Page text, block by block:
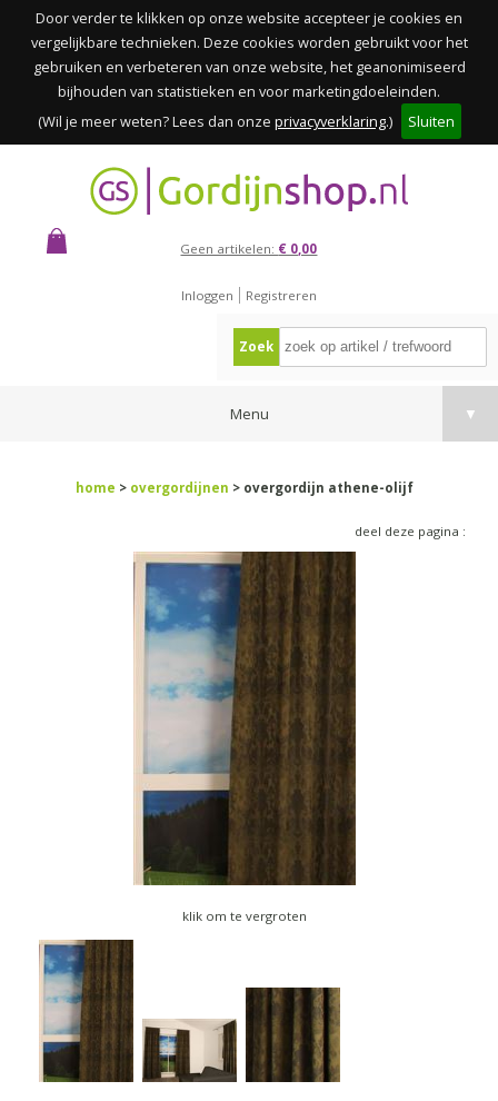
Door verder te klikken op onze website accepteer je cookies en
vergelijkbare technieken. Deze cookies worden gebruikt voor het
gebruiken en verbeteren van onze website, het geanonimiseerd
bijhouden van statistieken en voor marketingdoeleinden.
(Wil je meer weten? Lees dan onze privacyverklaring.) Sluiten
Geen artikelen: € 0,00
Inloggen Registreren
Zoek
Menu ▼
home > overgordijnen > overgordijn athene-olijf
deel deze pagina :
klik om te vergroten